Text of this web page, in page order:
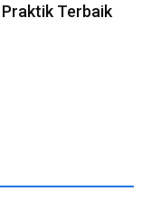
Terbaik